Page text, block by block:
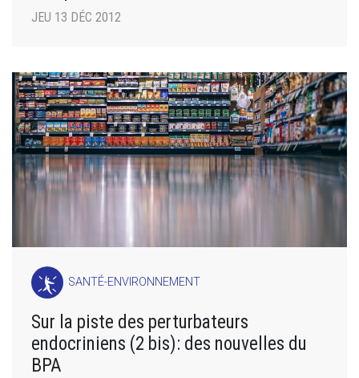
JEU 13 DÉC 2012
SANTÉ-ENVIRONNEMENT
Sur la piste des perturbateurs
endocriniens (2 bis): des nouvelles du
BPA